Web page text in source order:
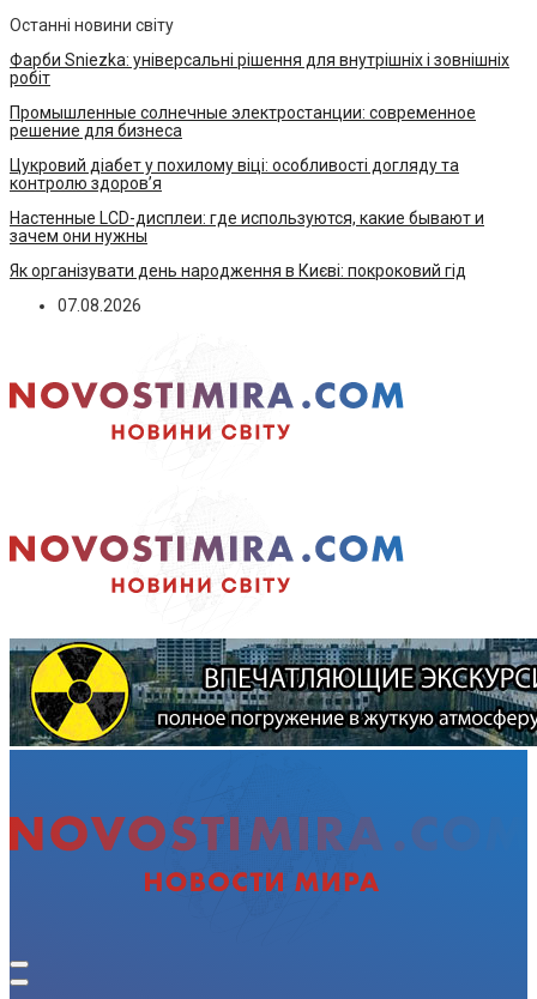
Останні новини світу
Фарби Sniezka: універсальні рішення для внутрішніх і зовнішніх
робіт
Промышленные солнечные электростанции: современное
решение для бизнеса
Цукровий діабет у похилому віці: особливості догляду та
контролю здоров’я
Настенные LCD-дисплеи: где используются, какие бывают и
зачем они нужны
Як організувати день народження в Києві: покроковий гід
07.08.2026